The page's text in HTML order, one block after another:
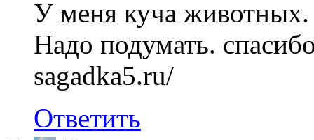
У меня куча животных.
Надо подумать.
sagadka5.ru/
Ответить